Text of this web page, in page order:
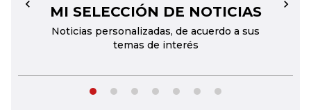
MI SELECCIÓN DE NOTICIAS
Noticias personalizadas, de acuerdo a sus
temas de interés
← →